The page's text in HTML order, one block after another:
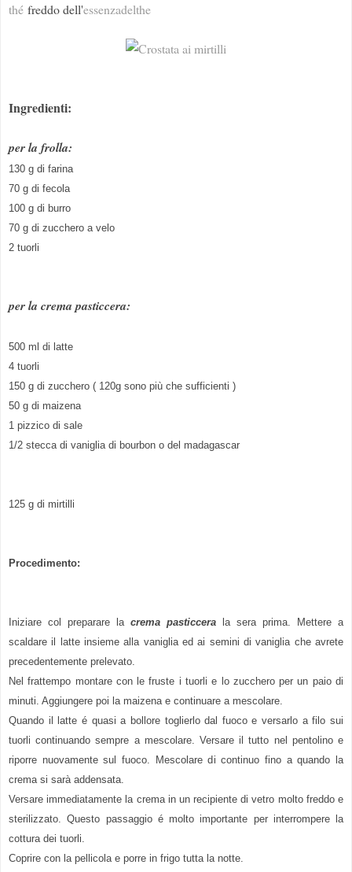
thé freddo dell'essenzadelthe
Ingredienti:
per la frolla:
130 g di farina
70 g di fecola
100 g di burro
70 g di zucchero a velo
2 tuorli
per la crema pasticcera:
500 ml di latte
4 tuorli
150 g di zucchero ( 120g sono più che sufficienti )
50 g di maizena
1 pizzico di sale
1/2 stecca di vaniglia di bourbon o del madagascar
125 g di mirtilli
Procedimento:
Iniziare col preparare la crema pasticcera
la sera prima. Mettere a
scaldare il latte insieme alla vaniglia ed ai semini di vaniglia che avrete
precedentemente prelevato.
Nel frattempo montare con le fruste i tuorli e lo zucchero per un paio di
minuti. Aggiungere poi la maizena e continuare a mescolare.
Quando il latte é quasi a bollore toglierlo dal fuoco e versarlo a filo sui
tuorli continuando sempre a mescolare. Versare il tutto nel pentolino e
riporre nuovamente sul fuoco. Mescolare di continuo fino a quando la
crema si sarà addensata.
Versare immediatamente la crema in un recipiente di vetro molto freddo e
sterilizzato. Questo passaggio é molto importante per interrompere la
cottura dei tuorli.
Coprire con la pellicola e porre in frigo tutta la notte.